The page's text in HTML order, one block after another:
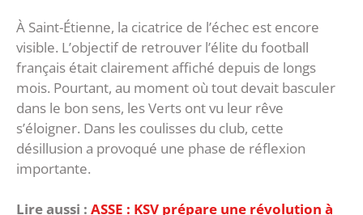
‎À Saint-Étienne, la cicatrice de l’échec est encore
visible. L’objectif de retrouver l’élite du football
français était clairement affiché depuis de longs
mois. Pourtant, au moment où tout devait basculer
dans le bon sens, les Verts ont vu leur rêve
s’éloigner. ‎Dans les coulisses du club, cette
désillusion a provoqué une phase de réflexion
importante.
Lire aussi : ASSE : KSV prépare une révolution à